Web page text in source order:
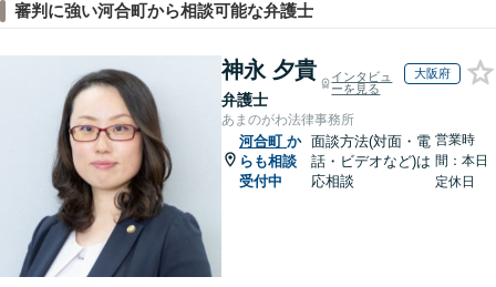
審判に強い河合町から相談可能な弁護士
神永 夕貴
弁護士
インタビュ
ーを見る
大阪府
あまのがわ法律事務所
河合町 か
らも相談
受付中
面談方法(対面・電
話・ビデオなど)は
応相談
営業時
間：本日
定休日